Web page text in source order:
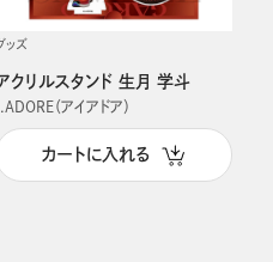
ッズ
クリルスタンド 生月 学斗
I.ADORE（アイアドア）
カートに入れる